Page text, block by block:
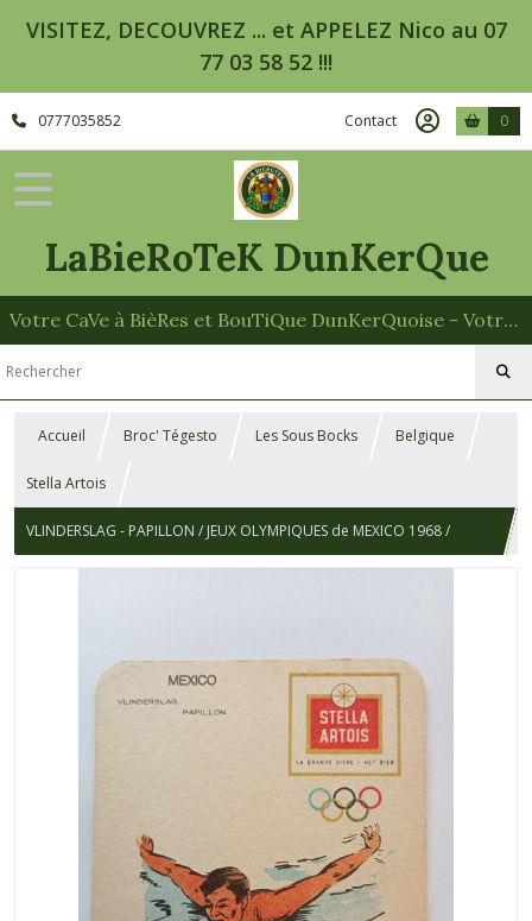
VISITEZ, DECOUVREZ ... et APPELEZ Nico au 07
77 03 58 52 !!!
0777035852 Contact 0
LaBieRoTeK DunKerQue
Votre CaVe à BièRes et BouTiQue DunKerQuoise - Votre Spécialiste des Paniers Garnis
Accueil Broc' Tégesto Les Sous Bocks Belgique
Stella Artois
VLINDERSLAG - PAPILLON / JEUX OLYMPIQUES de MEXICO 1968 /